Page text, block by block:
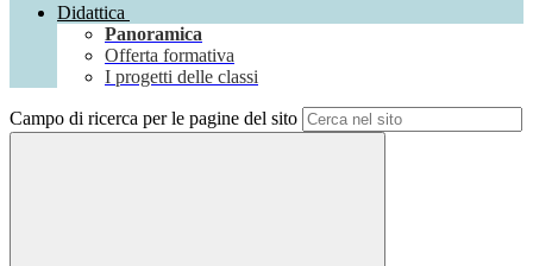
Didattica
Panoramica
Offerta formativa
I progetti delle classi
Campo di ricerca per le pagine del sito